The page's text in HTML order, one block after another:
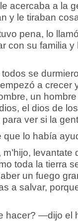
acercaba a la
y le tiraban
pena, lo
con su familia y
se
a crecer
un
el dios de
ver si la
que lo había
levantate
toda la tierra
un fuego
a salvar,
hacer? —dijo el